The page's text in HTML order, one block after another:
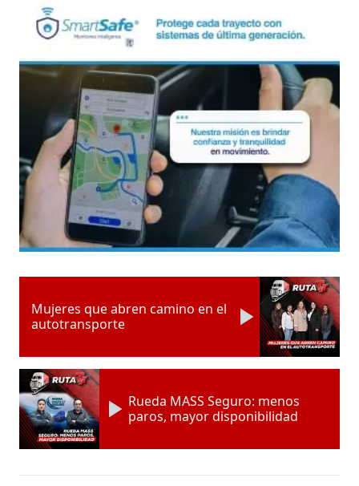
Mujeres que abren camino en el
autotransporte
Rueda MASS Seguro: menos
paros, mayor disponibilidad